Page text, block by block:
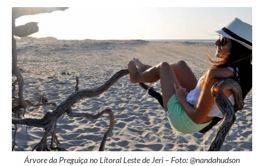
Árvore da Preguiça no Litoral Leste de Jeri – Foto: @nandahudson